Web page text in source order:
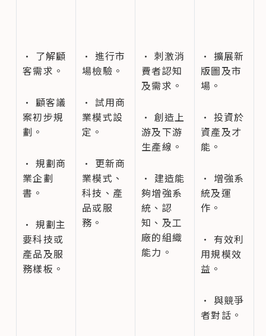
• 了解顧
客需求。
• 顧客議
案初步規
劃。
• 規劃商
業企劃
書。
• 規劃主
要科技或
產品及服
務樣板。
• 進行市
場檢驗。
• 試用商
業模式設
定。
• 更新商
業模式、
科技、產
品或服
務。
• 刺激消
費者認知
及需求。
• 創造上
游及下游
生產線。
• 建造能
夠增強系
統、認
知、及工
廠的組織
能力。
• 擴展新
版圖及市
場。
• 投資於
資產及才
能。
• 增強系
統及運
作。
• 有效利
用規模效
益。
• 與競爭
者對話。